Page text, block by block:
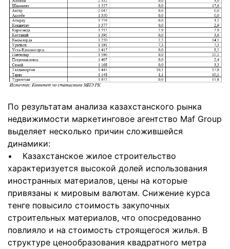
По результатам анализа казахстанского рынка
недвижимости маркетинговое агентство Maf Group
выделяет несколько причин сложившейся
динамики:
• Казахстанское жилое строительство
характеризуется высокой долей использования
иностранных материалов, цены на которые
привязаны к мировым валютам. Снижение курса
тенге повысило стоимость закупочных
строительных материалов, что опосредованно
повлияло и на стоимость строящегося жилья. В
структуре ценообразования квадратного метра